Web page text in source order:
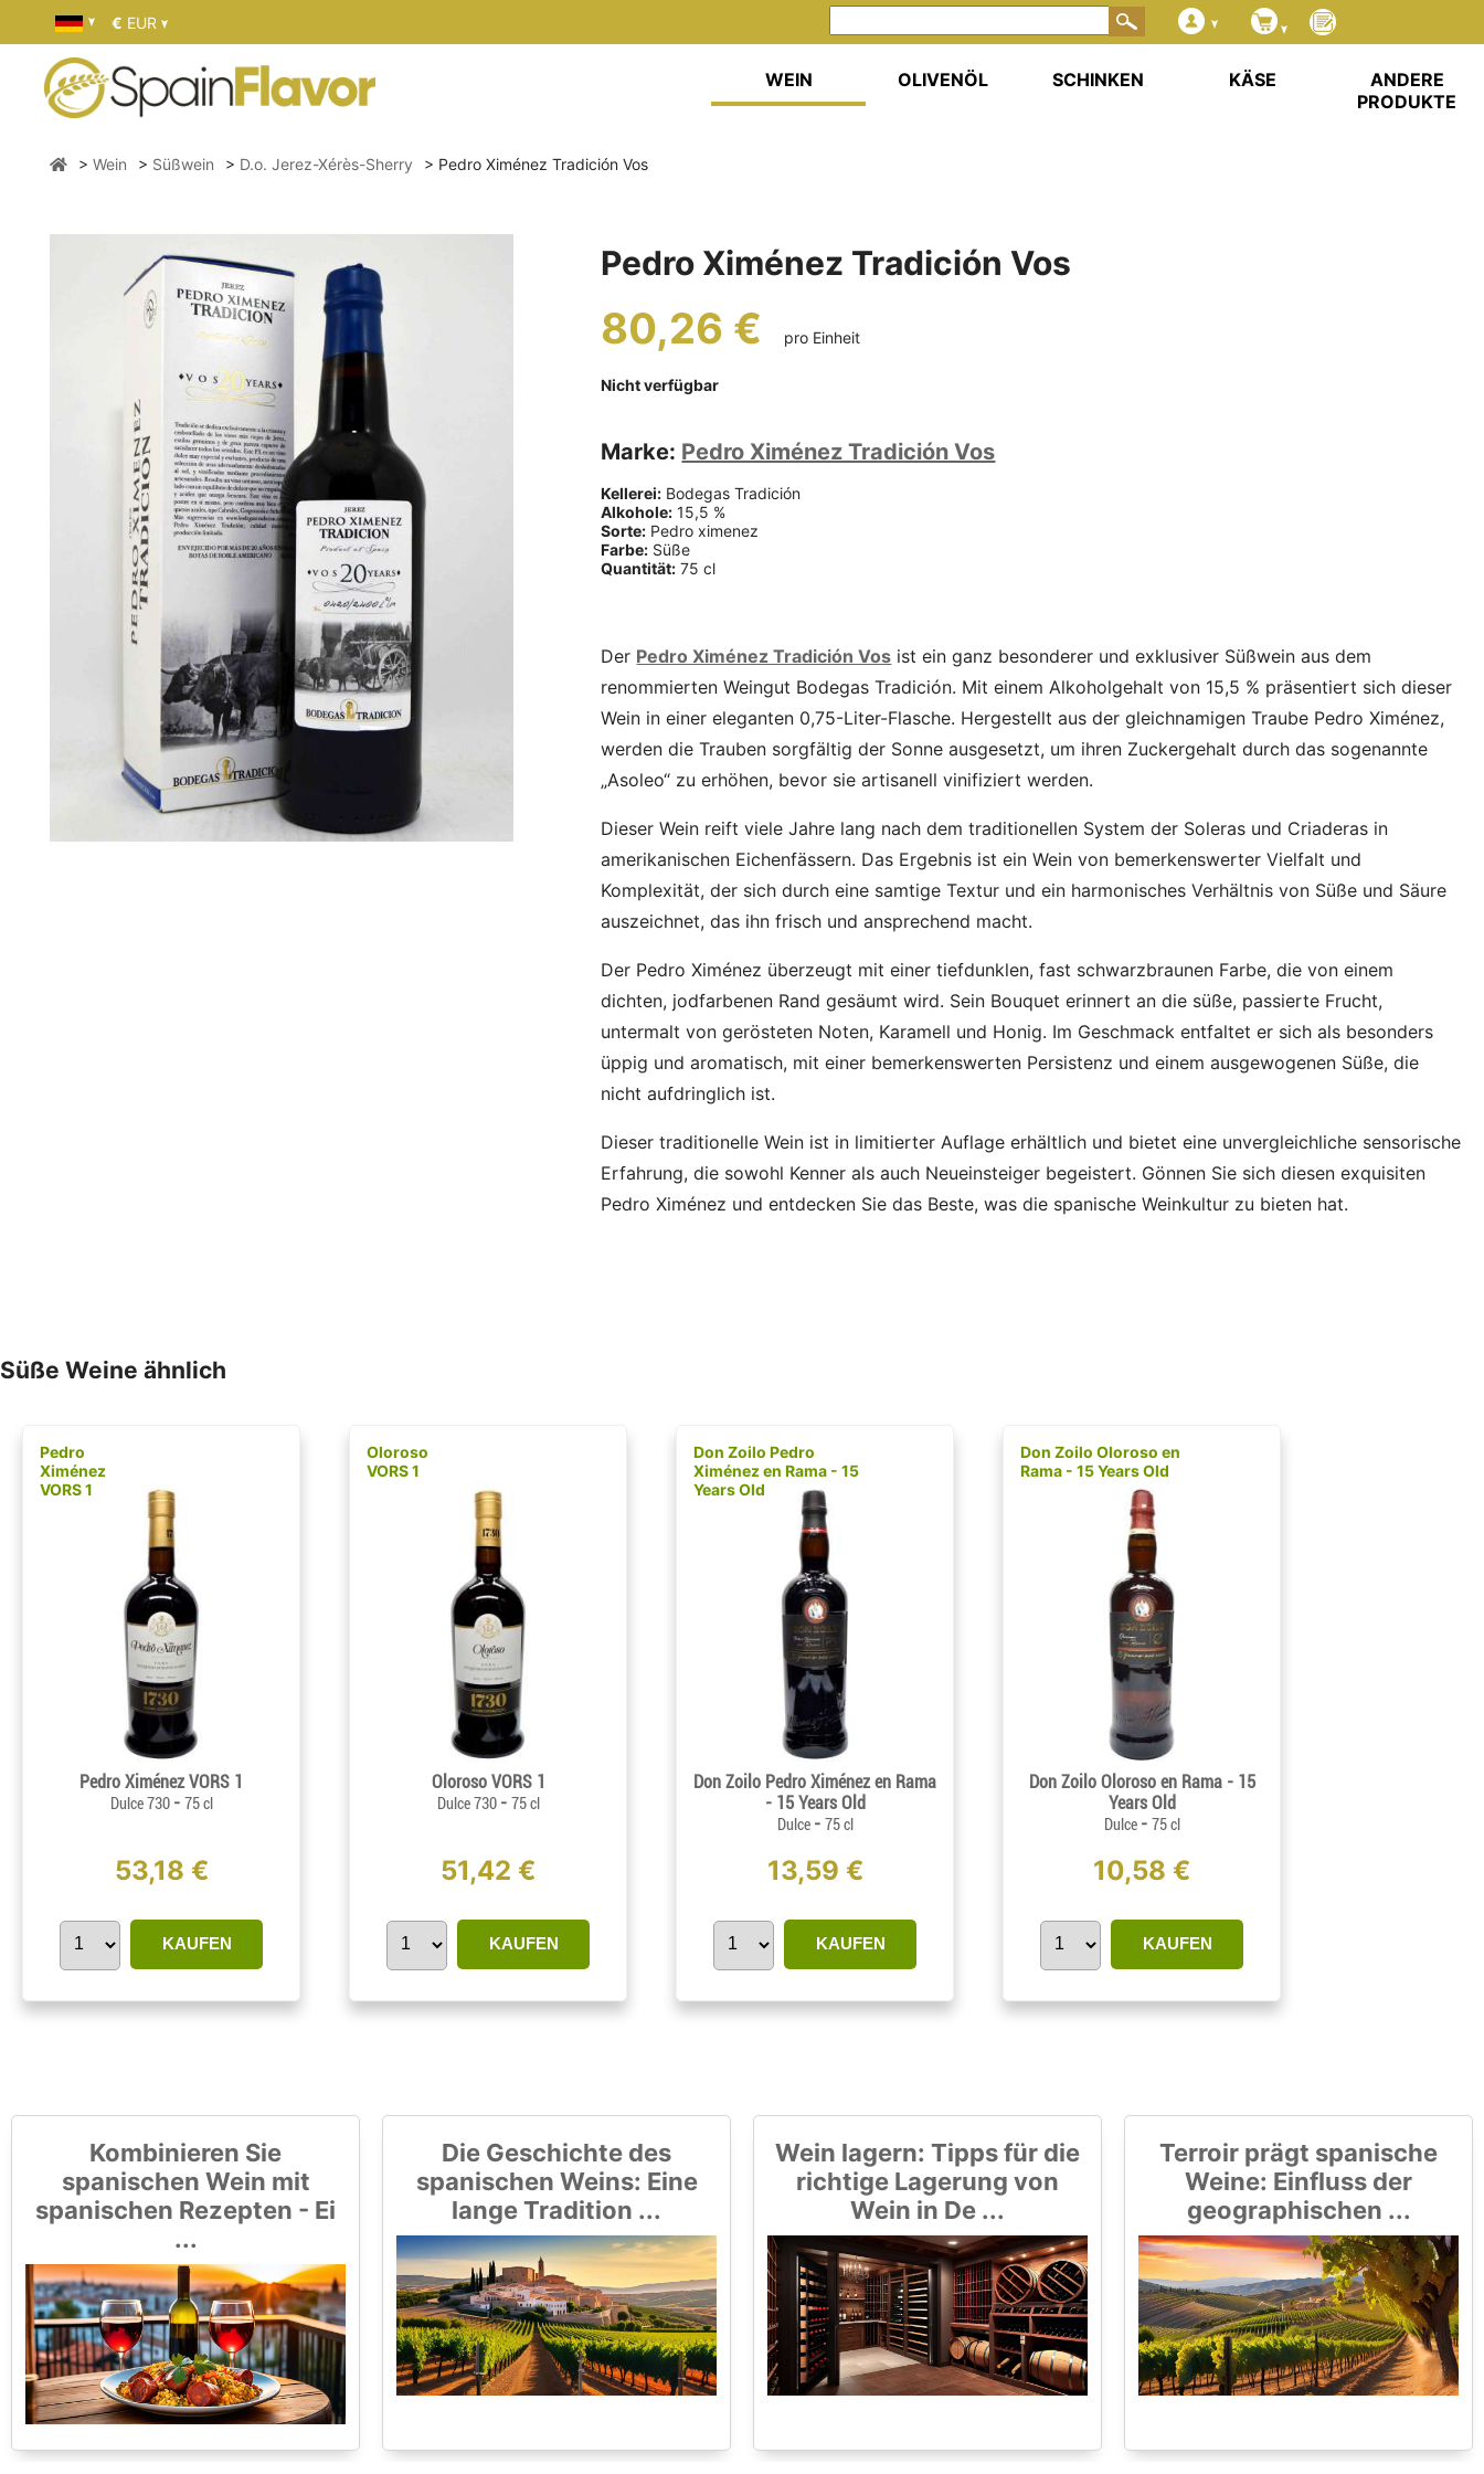
Pedro Ximénez Tradición Vos
80,26 € pro Einheit
Nicht verfügbar
Marke: Pedro Ximénez Tradición Vos
Kellerei: Bodegas Tradición
Alkohole: 15,5 %
Sorte: Pedro ximenez
Farbe: Süße
Quantität: 75 cl
Der Pedro Ximénez Tradición Vos ist ein ganz besonderer und exklusiver Süßwein aus dem
renommierten Weingut Bodegas Tradición. Mit einem Alkoholgehalt von 15,5 % präsentiert sich dieser
Wein in einer eleganten 0,75-Liter-Flasche. Hergestellt aus der gleichnamigen Traube Pedro Ximénez,
werden die Trauben sorgfältig der Sonne ausgesetzt, um ihren Zuckergehalt durch das sogenannte
„Asoleo“ zu erhöhen, bevor sie artisanell vinifiziert werden.
Dieser Wein reift viele Jahre lang nach dem traditionellen System der Soleras und Criaderas in
amerikanischen Eichenfässern. Das Ergebnis ist ein Wein von bemerkenswerter Vielfalt und
Komplexität, der sich durch eine samtige Textur und ein harmonisches Verhältnis von Süße und Säure
auszeichnet, das ihn frisch und ansprechend macht.
Der Pedro Ximénez überzeugt mit einer tiefdunklen, fast schwarzbraunen Farbe, die von einem
dichten, jodfarbenen Rand gesäumt wird. Sein Bouquet erinnert an die süße, passierte Frucht,
untermalt von gerösteten Noten, Karamell und Honig. Im Geschmack entfaltet er sich als besonders
üppig und aromatisch, mit einer bemerkenswerten Persistenz und einem ausgewogenen Süße, die
nicht aufdringlich ist.
Dieser traditionelle Wein ist in limitierter Auflage erhältlich und bietet eine unvergleichliche sensorische
Erfahrung, die sowohl Kenner als auch Neueinsteiger begeistert. Gönnen Sie sich diesen exquisiten
Pedro Ximénez und entdecken Sie das Beste, was die spanische Weinkultur zu bieten hat.
Süße Weine ähnlich
Pedro
Ximénez
VORS 1
Pedro Ximénez VORS 1
Dulce 730 - 75 cl
53,18 €
KAUFEN
Oloroso
VORS 1
Oloroso VORS 1
Dulce 730 - 75 cl
51,42 €
KAUFEN
Don Zoilo Pedro
Ximénez en Rama - 15
Years Old
Don Zoilo Pedro Ximénez en Rama
- 15 Years Old
Dulce - 75 cl
13,59 €
KAUFEN
Don Zoilo Oloroso en
Rama - 15 Years Old
Don Zoilo Oloroso en Rama - 15
Years Old
Dulce - 75 cl
10,58 €
KAUFEN
Kombinieren Sie
spanischen Wein mit
spanischen Rezepten - Ei
...
Die Geschichte des
spanischen Weins: Eine
lange Tradition ...
Wein lagern: Tipps für die
richtige Lagerung von
Wein in De ...
Terroir prägt spanische
Weine: Einfluss der
geographischen ...
€ EUR
WEIN OLIVENÖL SCHINKEN KÄSE
ANDERE
PRODUKTE
Wein Süßwein D.o. Jerez-Xérès-Sherry Pedro Ximénez Tradición Vos